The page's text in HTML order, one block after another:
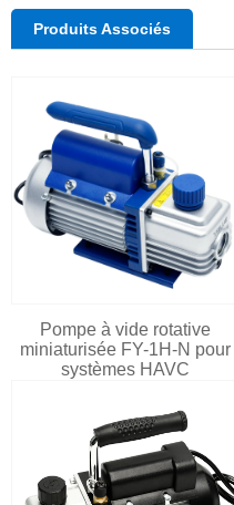
Produits Associés
Pompe à vide rotative
miniaturisée FY-1H-N pour
systèmes HAVC